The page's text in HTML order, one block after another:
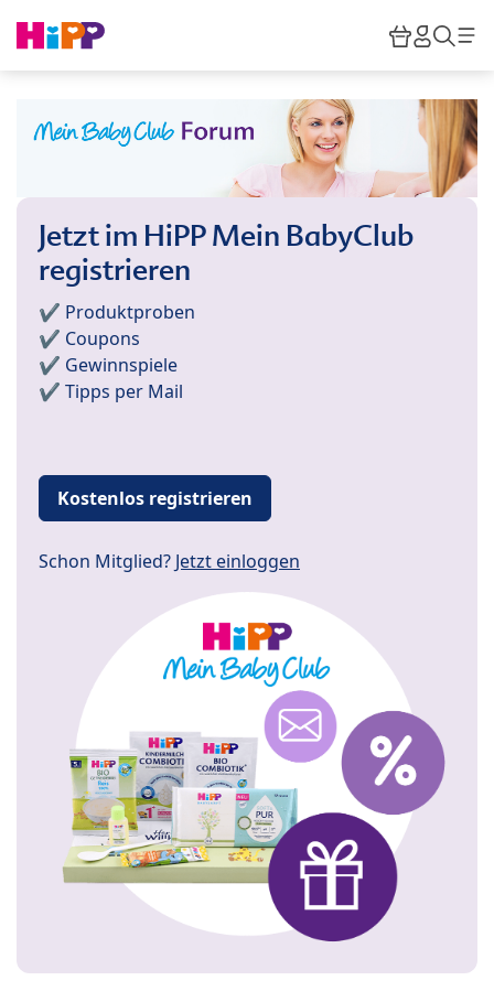
HiPP
Jetzt im HiPP Mein BabyClub
registrieren
✔️ Produktproben
✔️ Coupons
✔️ Gewinnspiele
✔️ Tipps per Mail
Kostenlos registrieren
Schon Mitglied? Jetzt einloggen